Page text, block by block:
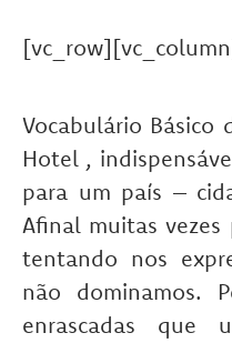
Vocabulário Básico
Hotel ,
para um país –
Afinal muitas vezes
tentando nos
não dominamos.
enrascadas que